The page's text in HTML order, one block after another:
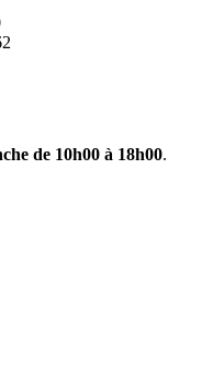
de 10h00 à 18h00.